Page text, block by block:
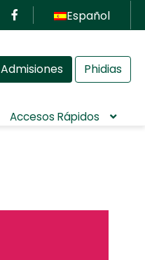
Español
Admisiones Phidias
Accesos Rápidos